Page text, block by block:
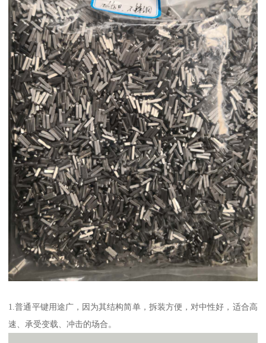
1.普通平键用途广，因为其结构简单，拆装方便，对中性好，适合高
速、承受变载、冲击的场合。